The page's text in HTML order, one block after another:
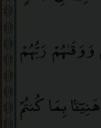
وَوَقَىٰهُمْ رَبُّهُمْ
بِمَا كُنتُمْ